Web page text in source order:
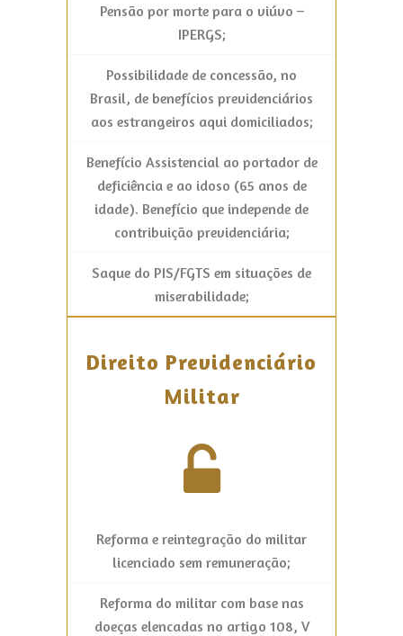
Pensão por morte para o viúvo –
IPERGS;
Possibilidade de concessão, no
Brasil, de benefícios previdenciários
aos estrangeiros aqui domiciliados;
Benefício Assistencial ao portador de
deficiência e ao idoso (65 anos de
idade). Benefício que independe de
contribuição previdenciária;
Saque do PIS/FGTS em situações de
miserabilidade;
Direito Previdenciário
Militar
Reforma e reintegração do militar
licenciado sem remuneração;
Reforma do militar com base nas
doeças elencadas no artigo 108, V